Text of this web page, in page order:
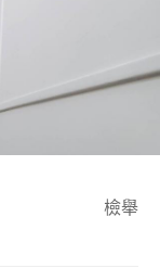
檢舉